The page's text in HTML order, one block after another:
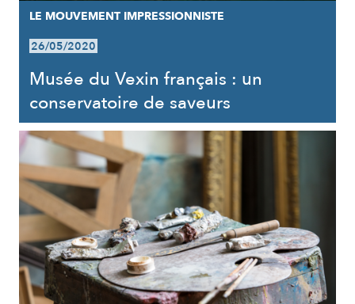
LE MOUVEMENT IMPRESSIONNISTE
26/05/2020
Musée du Vexin français : un
conservatoire de saveurs